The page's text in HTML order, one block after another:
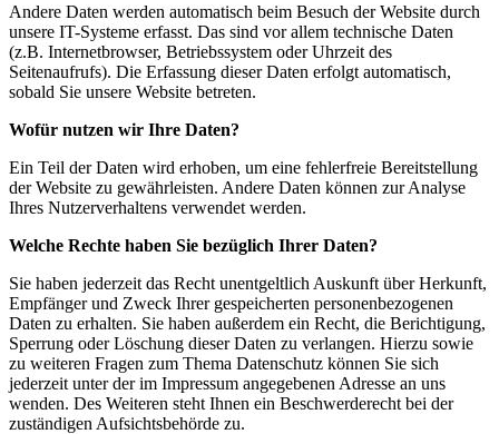
Andere Daten werden automatisch beim Besuch der Website durch
unsere IT-Systeme erfasst. Das sind vor allem technische Daten
(z.B. Internetbrowser, Betriebssystem oder Uhrzeit des
Seitenaufrufs). Die Erfassung dieser Daten erfolgt automatisch,
sobald Sie unsere Website betreten.
Wofür nutzen wir Ihre Daten?
Ein Teil der Daten wird erhoben, um eine fehlerfreie Bereitstellung
der Website zu gewährleisten. Andere Daten können zur Analyse
Ihres Nutzerverhaltens verwendet werden.
Welche Rechte haben Sie bezüglich Ihrer Daten?
Sie haben jederzeit das Recht unentgeltlich Auskunft über Herkunft,
Empfänger und Zweck Ihrer gespeicherten personenbezogenen
Daten zu erhalten. Sie haben außerdem ein Recht, die Berichtigung,
Sperrung oder Löschung dieser Daten zu verlangen. Hierzu sowie
zu weiteren Fragen zum Thema Datenschutz können Sie sich
jederzeit unter der im Impressum angegebenen Adresse an uns
wenden. Des Weiteren steht Ihnen ein Beschwerderecht bei der
zuständigen Aufsichtsbehörde zu.